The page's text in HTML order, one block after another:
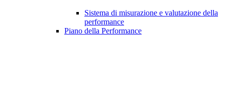
Sistema di misurazione e valutazione della
performance
Piano della Performance